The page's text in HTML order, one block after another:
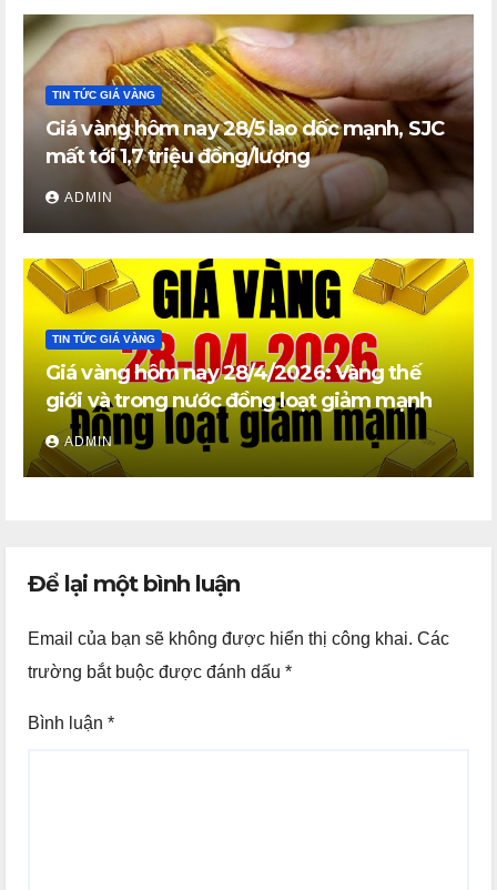
TIN TỨC GIÁ VÀNG
Giá vàng hôm nay 28/5 lao dốc mạnh, SJC
mất tới 1,7 triệu đồng/lượng
ADMIN
TIN TỨC GIÁ VÀNG
Giá vàng hôm nay 28/4/2026: Vàng thế
giới và trong nước đồng loạt giảm mạnh
ADMIN
Để lại một bình luận
Email của bạn sẽ không được hiển thị công khai. Các
trường bắt buộc được đánh dấu *
Bình luận *